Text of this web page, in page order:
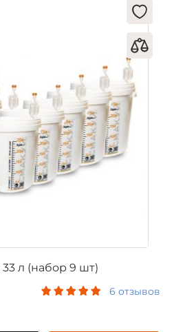
л (набор 9 шт)
6 отзывов